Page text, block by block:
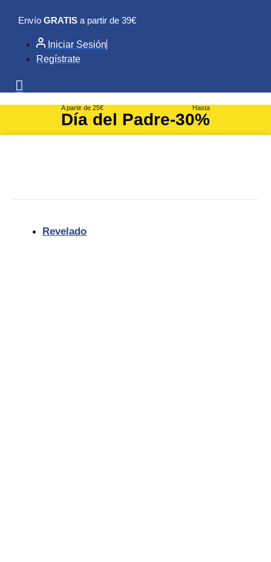
contenido
Envío GRATIS a partir de 39€
Iniciar Sesión
Regístrate
A partir de 25€
Día del Padre
Hasta
-30%
Revelado